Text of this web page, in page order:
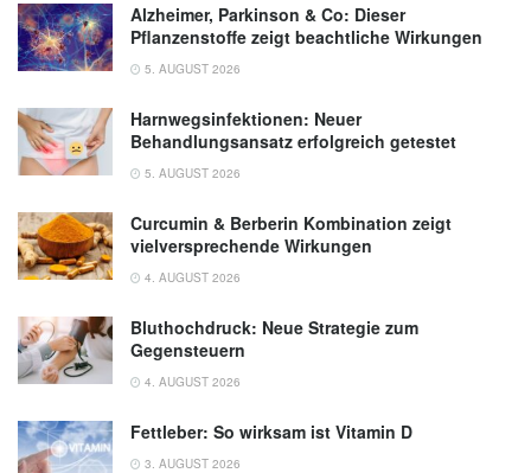
Alzheimer, Parkinson & Co: Dieser
Pflanzenstoffe zeigt beachtliche Wirkungen
5. AUGUST 2026
Harnwegsinfektionen: Neuer
Behandlungsansatz erfolgreich getestet
5. AUGUST 2026
Curcumin & Berberin Kombination zeigt
vielversprechende Wirkungen
4. AUGUST 2026
Bluthochdruck: Neue Strategie zum
Gegensteuern
4. AUGUST 2026
Fettleber: So wirksam ist Vitamin D
3. AUGUST 2026